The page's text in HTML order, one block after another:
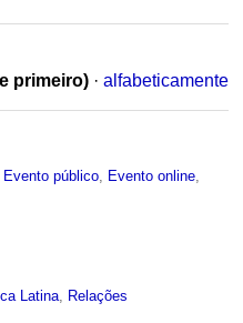
primeiro) · alfabeticamente
Evento público Evento online
Latina Relações